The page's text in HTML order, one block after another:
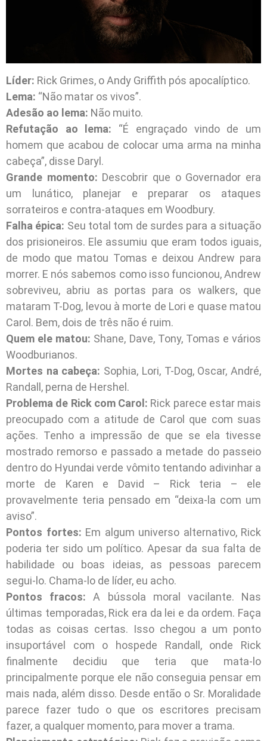
Líder: Rick Grimes, o Andy Griffith pós apocalíptico.
Lema: “Não matar os vivos”.
Adesão ao lema: Não muito.
Refutação ao lema: “É engraçado vindo de um
homem que acabou de colocar uma arma na minha
cabeça”, disse Daryl.
Grande momento: Descobrir que o Governador era
um lunático, planejar e preparar os ataques
sorrateiros e contra-ataques em Woodbury.
Falha épica: Seu total tom de surdes para a situação
dos prisioneiros. Ele assumiu que eram todos iguais,
de modo que matou Tomas e deixou Andrew para
morrer. E nós sabemos como isso funcionou, Andrew
sobreviveu, abriu as portas para os walkers, que
mataram T-Dog, levou à morte de Lori e quase matou
Carol. Bem, dois de três não é ruim.
Quem ele matou: Shane, Dave, Tony, Tomas e vários
Woodburianos.
Mortes na cabeça: Sophia, Lori, T-Dog, Oscar, André,
Randall, perna de Hershel.
Problema de Rick com Carol: Rick parece estar mais
preocupado com a atitude de Carol que com suas
ações. Tenho a impressão de que se ela tivesse
mostrado remorso e passado a metade do passeio
dentro do Hyundai verde vômito tentando adivinhar a
morte de Karen e David – Rick teria – ele
provavelmente teria pensado em “deixa-la com um
aviso”.
Pontos fortes: Em algum universo alternativo, Rick
poderia ter sido um político. Apesar da sua falta de
habilidade ou boas ideias, as pessoas parecem
segui-lo. Chama-lo de líder, eu acho.
Pontos fracos: A bússola moral vacilante. Nas
últimas temporadas, Rick era da lei e da ordem. Faça
todas as coisas certas. Isso chegou a um ponto
insuportável com o hospede Randall, onde Rick
finalmente decidiu que teria que mata-lo
principalmente porque ele não conseguia pensar em
mais nada, além disso. Desde então o Sr. Moralidade
parece fazer tudo o que os escritores precisam
fazer, a qualquer momento, para mover a trama.